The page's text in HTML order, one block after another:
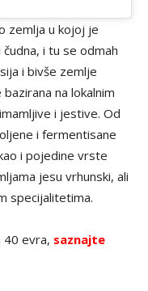
zemlja u kojoj je
i tu se odmah
i bivše zemlje
na lokalnim
i jestive. Od
i fermentisane
i pojedine vrste
jesu vrhunski, ali
specijalitetima.
40 evra, saznajte